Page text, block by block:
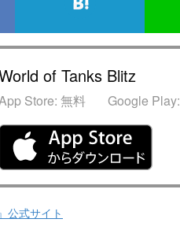
of Tanks Blitz
Store: 無料 Google Play:
公式サイト